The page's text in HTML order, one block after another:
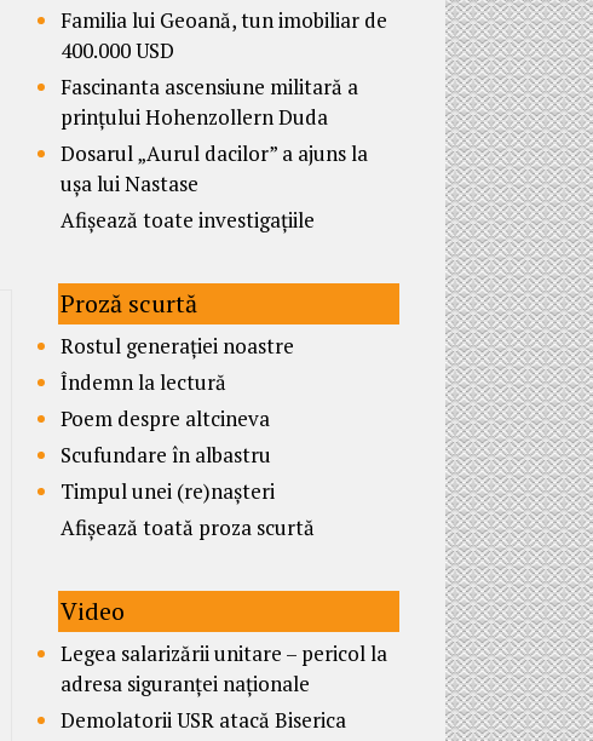
Familia lui Geoană, tun imobiliar de
400.000 USD
Fascinanta ascensiune militară a
prințului Hohenzollern Duda
Dosarul „Aurul dacilor” a ajuns la
ușa lui Nastase
Afișează toate investigațiile
Proză scurtă
Rostul generației noastre
Îndemn la lectură
Poem despre altcineva
Scufundare în albastru
Timpul unei (re)nașteri
Afișează toată proza scurtă
Video
Legea salarizării unitare – pericol la
adresa siguranței naționale
Demolatorii USR atacă Biserica